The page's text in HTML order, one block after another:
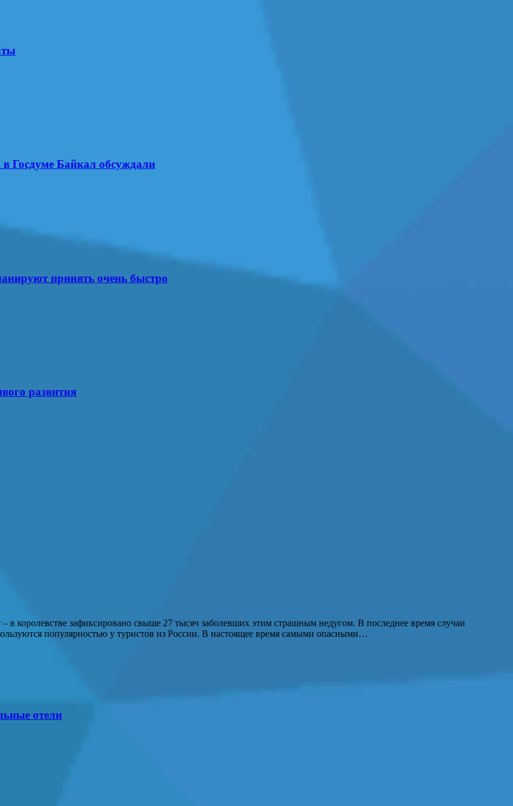
Госдуме Байкал обсуждали
принять очень быстро
развития
в королевстве зафиксировано свыше 27 тысяч заболевших этим страшным недугом. В последнее время случаи
популярностью у туристов из России. В настоящее время самыми опасными…
отели